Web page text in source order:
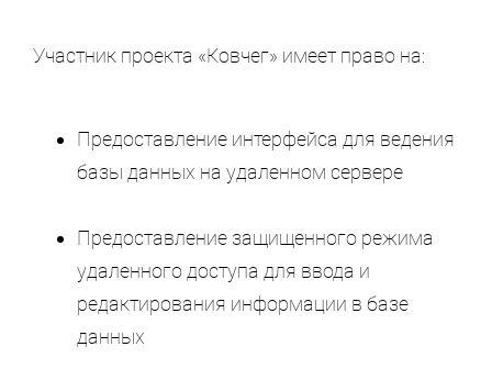
Участник проекта «Ковчег» имеет право на:
Предоставление интерфейса для ведения
базы данных на удаленном сервере
Предоставление защищенного режима
удаленного доступа для ввода и
редактирования информации в базе
данных